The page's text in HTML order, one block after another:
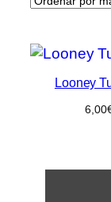
Looney
6,00